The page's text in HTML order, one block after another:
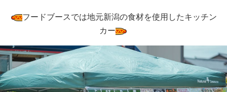
フードブースでは地元新潟の食材を使用したキッチン
カー